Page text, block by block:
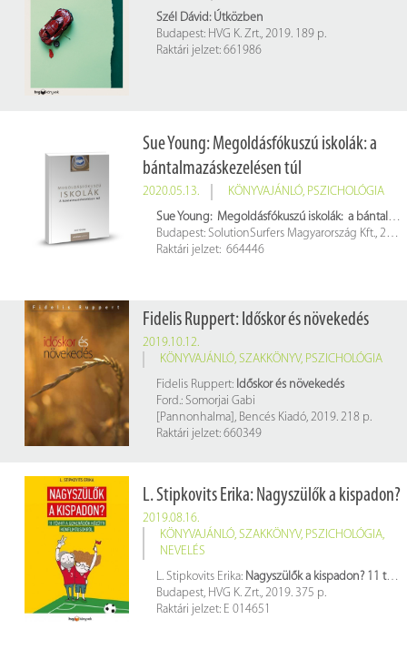
Szél Dávid: Útközben
Budapest: HVG K. Zrt., 2019. 189 p.
Raktári jelzet: 661986
Sue Young: Megoldásfókuszú iskolák: a
bántalmazáskezelésen túl
2020.05.13. KÖNYVAJÁNLÓ, PSZICHOLÓGIA
Sue Young: Megoldásfókuszú iskolák: a bántalmazáskezelésen túl
Budapest: SolutionSurfers Magyarország Kft., 2018. 183 p.
Raktári jelzet: 664446
Fidelis Ruppert: Időskor és növekedés
2019.10.12.
KÖNYVAJÁNLÓ, SZAKKÖNYV, PSZICHOLÓGIA
Fidelis Ruppert: Időskor és növekedés
Ford.: Somorjai Gabi
[Pannonhalma], Bencés Kiadó, 2019. 218 p.
Raktári jelzet: 660349
L. Stipkovits Erika: Nagyszülők a kispadon?
2019.08.16.
KÖNYVAJÁNLÓ, SZAKKÖNYV, PSZICHOLÓGIA,
NEVELÉS
L. Stipkovits Erika: Nagyszülők a kispadon? 11 tévhit a generációk közötti konfliktusokról
Budapest, HVG K. Zrt., 2019. 375 p.
Raktári jelzet: E 014651